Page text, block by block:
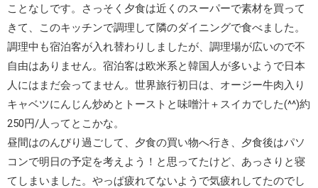
ことなしです。さっそく夕食は近くのスーパーで素材を買って
きて、このキッチンで調理して隣のダイニングで食べました。
調理中も宿泊客が入れ替わりしましたが、調理場が広いので不
自由はありません。宿泊客は欧米系と韓国人が多いようで日本
人にはまだ会ってません。世界旅行初日は、オージー牛肉入り
キャベツにんじん炒めとトーストと味噌汁＋スイカでした(^^)約
250円/人ってとこかな。
昼間はのんびり過ごして、夕食の買い物へ行き、夕食後はパソ
コンで明日の予定を考えよう！と思ってたけど、あっさりと寝
てしまいました。やっぱ疲れてないようで気疲れしてたのでし